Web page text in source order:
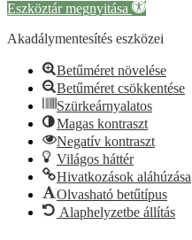
Eszköztár megnyitása
Akadálymentesítés eszközei
Betűméret növelése
Betűméret csökkentése
Szürkeárnyalatos
Magas kontraszt
Negatív kontraszt
Világos háttér
Hivatkozások aláhúzása
Olvasható betűtípus
Alaphelyzetbe állítás